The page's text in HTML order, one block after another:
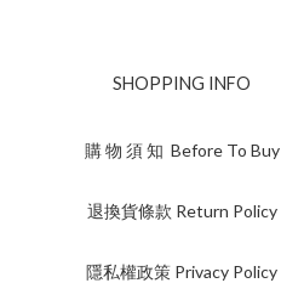
SHOPPING INFO
購 物 須 知 Before To Buy
退換貨條款 Return Policy
隱私權政策 Privacy Policy